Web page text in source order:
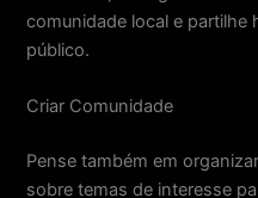
comunidade local e partilhe
público.
Criar Comunidade
Pense também em
sobre temas de interesse